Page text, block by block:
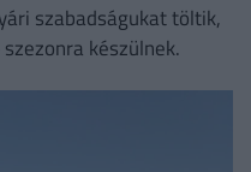
szabadságukat töltik,
készülnek.